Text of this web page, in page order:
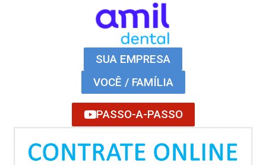
SUA EMPRESA
VOCÊ / FAMÍLIA
PASSO-A-PASSO